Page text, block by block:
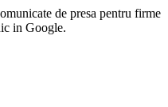
de presa pentru firme
in Google.